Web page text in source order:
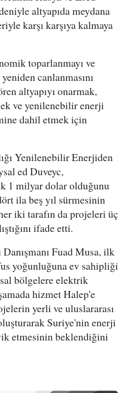
altyapıda meydana
karşı karşıya kalmaya
toparlanmayı ve
canlanmasını
altyapıyı onarmak,
ve yenilenebilir enerji
dahil etmek için
Yenilenebilir Enerjiden
ed Duveyc,
1 milyar dolar olduğunu
ila beş yıl sürmesinin
iki tarafın da projeleri üç
ifade etti.
Fuad Musa, ilk
yoğunluğuna ev sahipliği
bölgelere elektrik
hizmet Halep'e
yerli ve uluslararası
Suriye'nin enerji
etmesinin beklendiğini